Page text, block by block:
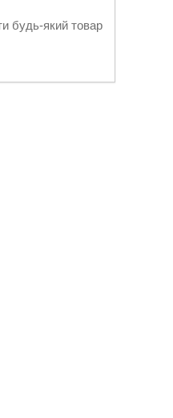
будь-який товар